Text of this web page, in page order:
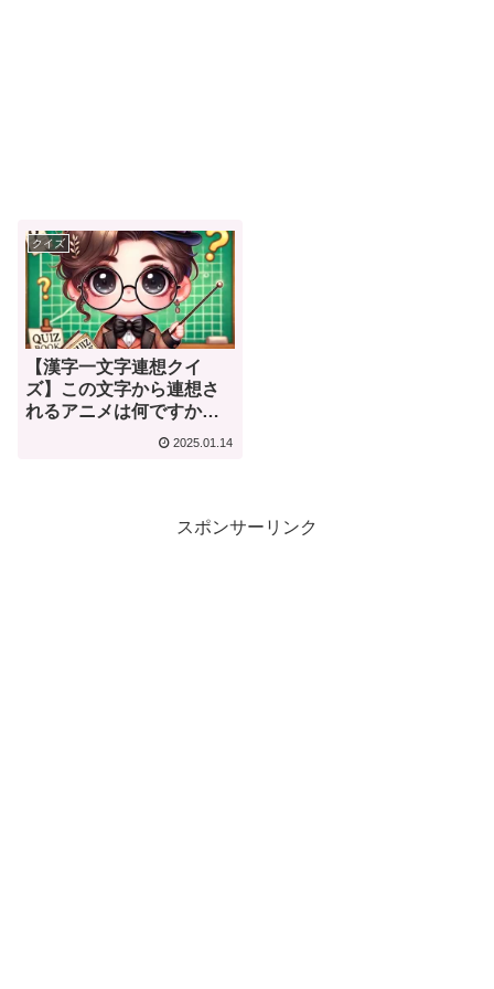
クイズ
【漢字一文字連想クイ
ズ】この文字から連想さ
れるアニメは何ですか？
【夜・死・帳・林】
2025.01.14
スポンサーリンク